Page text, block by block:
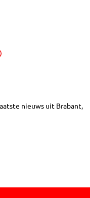
nieuws uit Brabant,